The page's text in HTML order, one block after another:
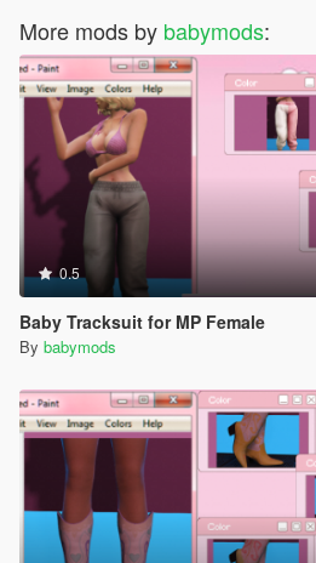
More mods by babymods:
0.5
Baby Tracksuit for MP Female
By babymods